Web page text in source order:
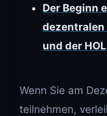
Der Beginn
dezentralen
und der
Wenn Sie am
teilnehmen,